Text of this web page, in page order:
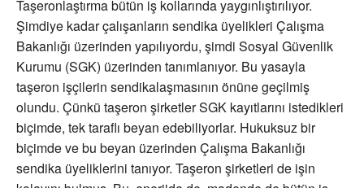
Taşeronlaştırma bütün iş kollarında yaygınlıştırılıyor.
Şimdiye kadar çalışanların sendika üyelikleri Çalışma
Bakanlığı üzerinden yapılıyordu, şimdi Sosyal Güvenlik
Kurumu (SGK) üzerinden tanımlanıyor. Bu yasayla
taşeron işçilerin sendikalaşmasının önüne geçilmiş
olundu. Çünkü taşeron şirketler SGK kayıtlarını istedikleri
biçimde, tek taraflı beyan edebiliyorlar. Hukuksuz bir
biçimde ve bu beyan üzerinden Çalışma Bakanlığı
sendika üyeliklerini tanıyor. Taşeron şirketleri de işin